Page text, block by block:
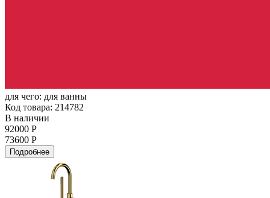
для чего: для ванны
Код товара: 214782
В наличии
92000 Р
73600 Р
Подробнее